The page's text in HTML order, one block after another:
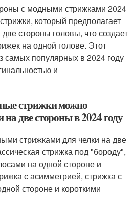
с модными стрижками 2024
который предполагает
стороны головы, что создает
на одной голове. Этот
самых популярных в 2024 году
и
стрижки можно
две стороны в 2024 году
стрижками для челки на две
стрижка под "бороду",
на одной стороне и
с асимметрией, стрижка с
стороне и короткими